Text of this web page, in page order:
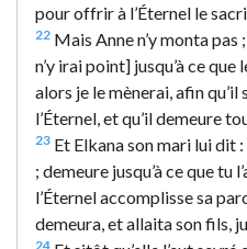
pour offrir à l’Éternel le
22 Mais Anne n’y monta
n’y irai point] jusqu’à ce
alors je le mènerai, afin
l’Éternel, et qu’il demeure
23 Et Elkana son mari lui dit
; demeure jusqu’à ce que tu
l’Éternel accomplisse sa
demeura, et allaita son fils,
24